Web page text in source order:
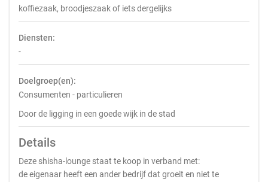
koffiezaak, broodjeszaak of iets dergelijks
Diensten:
-
Doelgroep(en):
Consumenten - particulieren
Door de ligging in een goede wijk in de stad
Details
Deze shisha-lounge staat te koop in verband met:
de eigenaar heeft een ander bedrijf dat groeit en niet te